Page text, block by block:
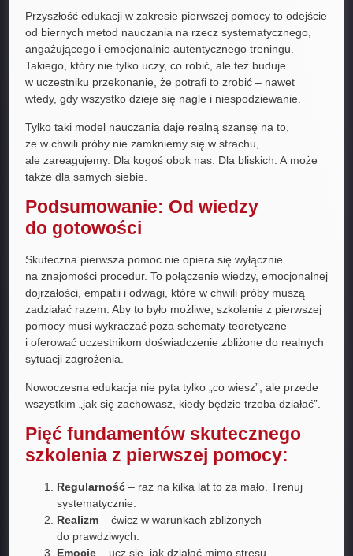
Przyszłość edukacji w zakresie pierwszej pomocy to odejście
od biernych metod nauczania na rzecz systematycznego,
angażującego i emocjonalnie autentycznego treningu.
Takiego, który nie tylko uczy, co robić, ale też buduje
w uczestniku przekonanie, że potrafi to zrobić – nawet
wtedy, gdy wszystko dzieje się nagle i niespodziewanie.
Tylko taki model nauczania daje realną szansę na to,
że w chwili próby nie zamkniemy się w strachu,
ale zareagujemy. Dla kogoś obok nas. Dla bliskich. A może
także dla samych siebie.
Podsumowanie: Od wiedzy
do gotowości
Skuteczna pierwsza pomoc nie opiera się wyłącznie
na znajomości procedur. To połączenie wiedzy, emocjonalnej
dojrzałości, empatii i odwagi, które w chwili próby muszą
zadziałać razem. Aby to było możliwe, szkolenie z pierwszej
pomocy musi wykraczać poza schematy teoretyczne
i oferować uczestnikom doświadczenie zbliżone do realnych
sytuacji zagrożenia.
Nowoczesna edukacja nie pyta tylko „co wiesz”, ale przede
wszystkim „jak się zachowasz, kiedy będzie trzeba działać”.
Pięć fundamentów skutecznego
szkolenia z pierwszej pomocy:
Regularność – raz na kilka lat to za mało. Trenuj
systematycznie.
Realizm – ćwicz w warunkach zbliżonych
do prawdziwych.
Emocje – ucz się, jak działać mimo stresu.